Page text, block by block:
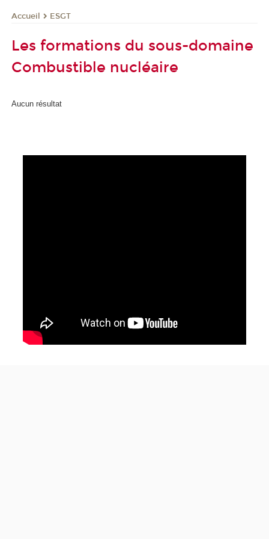
Accueil ESGT
Les formations du sous-domaine
Combustible nucléaire
Aucun résultat